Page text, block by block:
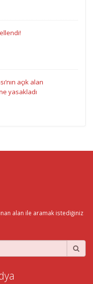
açık alan
yasakladı
alan ile aramak istediğiniz